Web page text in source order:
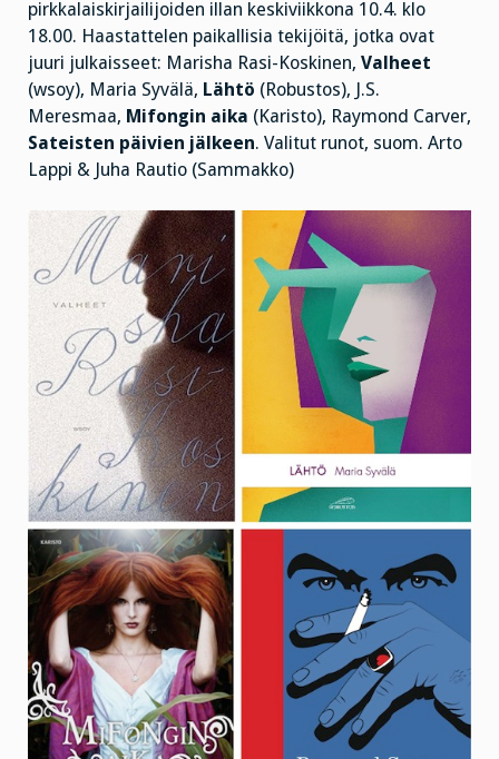
pirkkalaiskirjailijoiden illan keskiviikkona 10.4. klo
18.00. Haastattelen paikallisia tekijöitä, jotka ovat
juuri julkaisseet: Marisha Rasi-Koskinen, Valheet
(wsoy), Maria Syvälä, Lähtö (Robustos), J.S.
Meresmaa, Mifongin aika (Karisto), Raymond Carver,
Sateisten päivien jälkeen. Valitut runot, suom. Arto
Lappi & Juha Rautio (Sammakko)